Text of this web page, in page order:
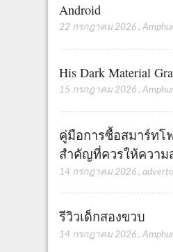
Android
22 กรกฎาคม 2026 , Amphur
His Dark Material
15 กรกฎาคม 2026 , Amphur
คู่มือการซื้อสมาร์ทโ
สำคัญที่ควรให้ควา
14 กรกฎาคม 2026 ,
รีวิวเด็กสองขวบ
14 กรกฎาคม 2026 , Amphur